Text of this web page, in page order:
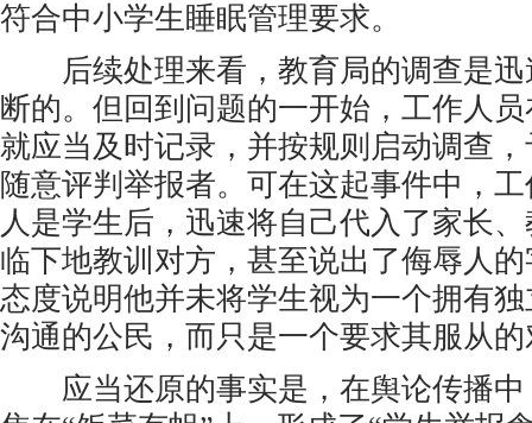
符合中小学生睡眠管理要求。
后续处理来看，教育局的调查是迅
断的。但回到问题的一开始，工作人
就应当及时记录，并按规则启动调查
随意评判举报者。可在这起事件中，
人是学生后，迅速将自己代入了家长
临下地教训对方，甚至说出了侮辱人
态度说明他并未将学生视为一个拥有
沟通的公民，而只是一个要求其服从
应当还原的事实是，在舆论传播中